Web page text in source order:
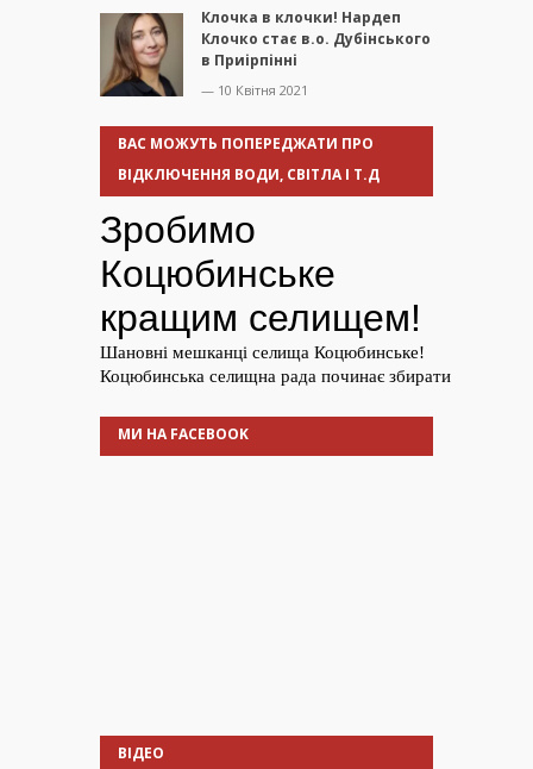
Клочка в клочки! Нардеп
Клочко стає в.о. Дубінського
в Приірпінні
— 10 Квітня 2021
ВАС МОЖУТЬ ПОПЕРЕДЖАТИ ПРО
ВІДКЛЮЧЕННЯ ВОДИ, СВІТЛА І Т.Д
МИ НА FACEBOOK
ВІДЕО